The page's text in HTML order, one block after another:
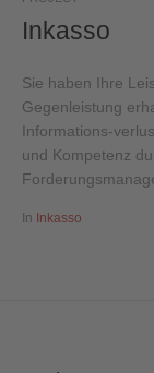
Inkasso
Sie haben Ihre
Gegenleistung
Informations-
und Kompetenz
In Inkasso